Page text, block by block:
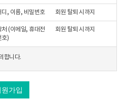
서, 계속적으로 "몰"이 제공하는 서비스를
"이 제공하는 서비스를 이용하는 자를
호·모사전송번호·전자우편주소,
디, 이름, 비밀번호 회원 탈퇴 시까지
처 (이메일, 휴대전
호)
회원 탈퇴 시까지
합니다.
원가입